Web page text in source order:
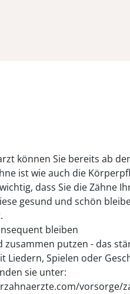
können Sie bereits ab
ist wie auch die
dass Sie die Zähne
gesund und schön
bleiben
zusammen putzen - das
Liedern, Spielen oder
sie unter:
vorsorge/